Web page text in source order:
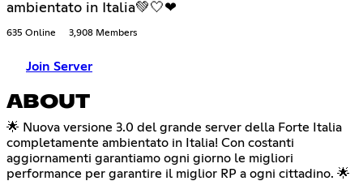
ambientato in Italia💚🤍❤
635 Online 3,908 Members
Join Server
ABOUT
🌟 Nuova versione 3.0 del grande server della Forte Italia
completamente ambientato in Italia! Con costanti
aggiornamenti garantiamo ogni giorno le migliori
performance per garantire il miglior RP a ogni cittadino. 🌟